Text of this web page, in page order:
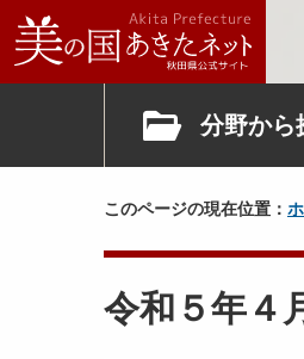
分野から
このページの現在位置：
令和５年４